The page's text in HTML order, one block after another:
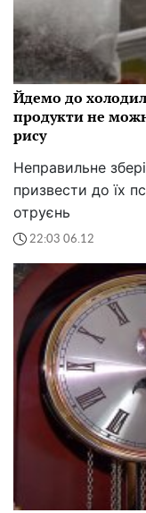
Йдемо до
продукти не
рису
Неправильне
призвести до їх
отруєнь
22:03 06.12